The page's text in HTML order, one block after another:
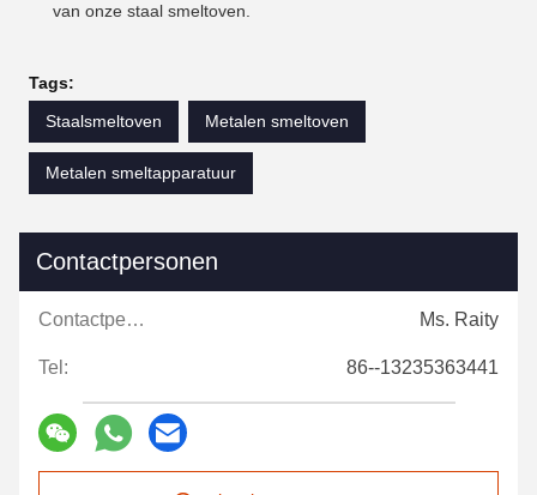
van onze staal smeltoven.
Tags:
Staalsmeltoven
Metalen smeltoven
Metalen smeltapparatuur
Contactpersonen
Contactpersonen: Ms. Raity
Tel: 86--13235363441